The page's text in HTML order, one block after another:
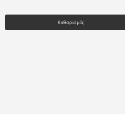
Καθαρισμός